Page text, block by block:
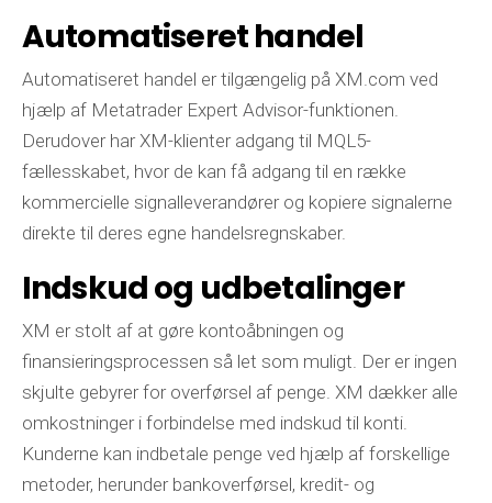
Automatiseret handel
Automatiseret handel er tilgængelig på XM.com ved
hjælp af Metatrader Expert Advisor-funktionen.
Derudover har XM-klienter adgang til MQL5-
fællesskabet, hvor de kan få adgang til en række
kommercielle signalleverandører og kopiere signalerne
direkte til deres egne handelsregnskaber.
Indskud og udbetalinger
XM er stolt af at gøre kontoåbningen og
finansieringsprocessen så let som muligt. Der er ingen
skjulte gebyrer for overførsel af penge. XM dækker alle
omkostninger i forbindelse med indskud til konti.
Kunderne kan indbetale penge ved hjælp af forskellige
metoder, herunder bankoverførsel, kredit- og